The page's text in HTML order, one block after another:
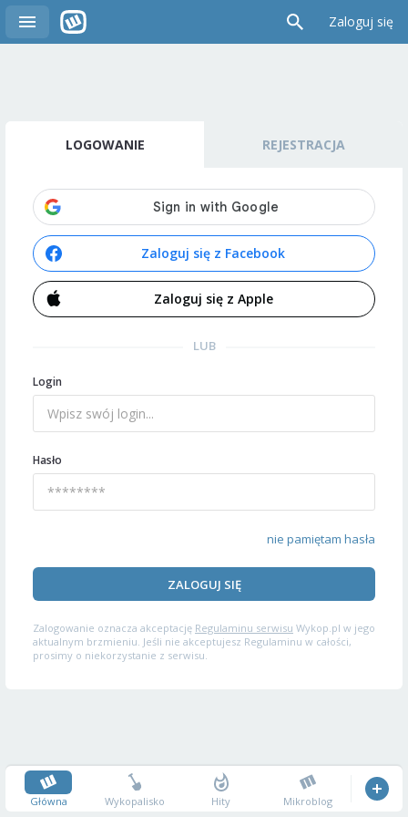
Zaloguj się
LOGOWANIE REJESTRACJA
Zaloguj się z Facebook
Zaloguj się z Apple
LUB
Login
Hasło
nie pamiętam hasła
ZALOGUJ SIĘ
Zalogowanie oznacza akceptację Regulaminu serwisu Wykop.pl w jego
aktualnym brzmieniu. Jeśli nie akceptujesz Regulaminu w całości,
prosimy o niekorzystanie z serwisu.
Główna Wykopalisko Hity Mikroblog